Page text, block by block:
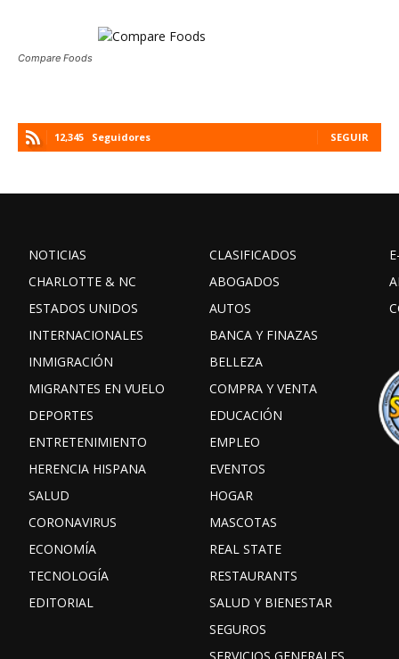
Compare Foods
12,345 Seguidores SEGUIR
NOTICIAS
CHARLOTTE & NC
ESTADOS UNIDOS
INTERNACIONALES
INMIGRACIÓN
MIGRANTES EN VUELO
DEPORTES
ENTRETENIMIENTO
HERENCIA HISPANA
SALUD
CORONAVIRUS
ECONOMÍA
TECNOLOGÍA
EDITORIAL
CLASIFICADOS
ABOGADOS
AUTOS
BANCA Y FINAZAS
BELLEZA
COMPRA Y VENTA
EDUCACIÓN
EMPLEO
EVENTOS
HOGAR
MASCOTAS
REAL STATE
RESTAURANTS
SALUD Y BIENESTAR
SEGUROS